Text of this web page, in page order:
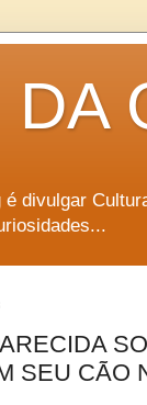
DA
é divulgar
SEU CÃO